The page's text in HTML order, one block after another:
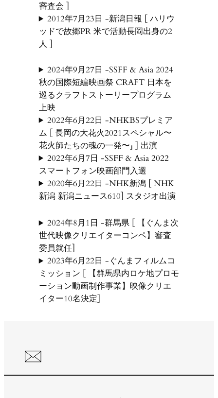
審査会 ]
2012年7月23日 -新潟日報 [ ハリウ
ッドで故郷PR 米で活動長岡出身の2
人 ]
2024年9月27日 -SSFF & Asia 2024
秋の国際短編映画祭 CRAFT 日本を
巡るクラフトストーリープログラム
上映
2022年6月22日 -NHKBSプレミア
ム [ 長岡の大花火2021スペシャル〜
花火師たちの魂の一発〜」 ] 出演
2022年6月7日 -SSFF & Asia 2022
スマートフォン映画部門入選
2020年6月22日 -NHK新潟 [ NHK
新潟 新潟ニュース610] スタジオ出演
2024年8月1日 -群馬県 [ 【ぐんま次
世代映像クリエイターコンペ】審査
委員就任]
2023年6月22日 -ぐんまフィルムコ
ミッション [ 【群馬県内ロケ地プロモ
ーション動画制作事業】映像クリエ
イター10名決定]